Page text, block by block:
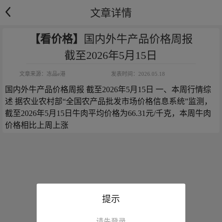
文章详情
【看价格】
国内外牛产品价格周报
截至2026年5月15日
文章来源： 冻品e港 发表时间： 2026.05.18
国内外牛产品价格周报 截至2026年5月15日 一、本周行情综
述 据农业农村部“全国农产品批发市场价格信息系统”监测，
截至2026年5月15日牛肉平均价格为66.31元/千克，本周牛肉
价格相比上周上涨
提示